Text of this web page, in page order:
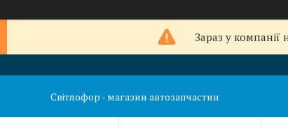
Зараз у
Світлофор - магазин автозапчастин